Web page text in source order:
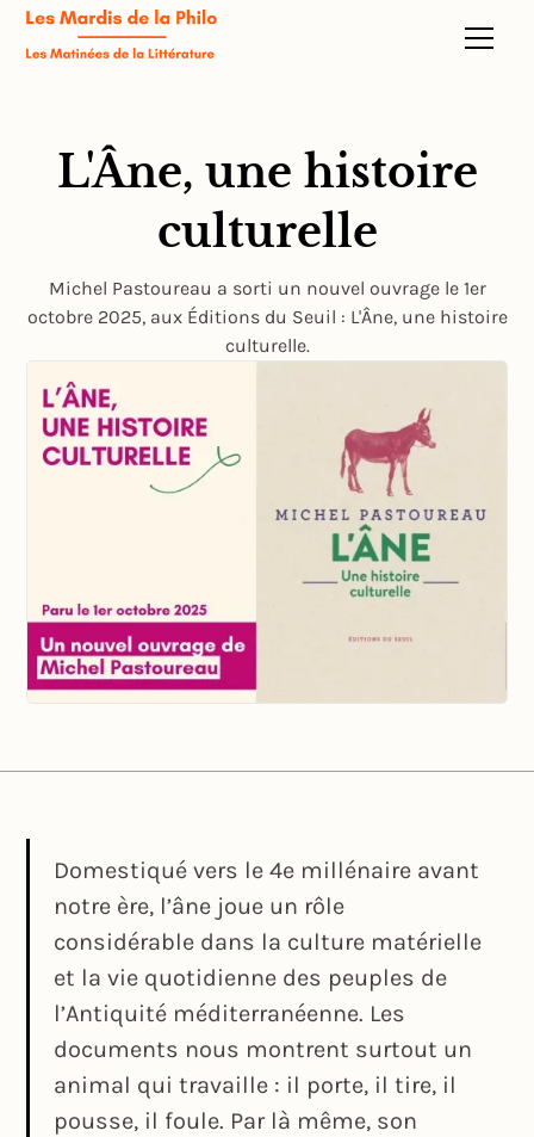
L'Âne, une histoire
culturelle
Michel Pastoureau a sorti un nouvel ouvrage le 1er
octobre 2025, aux Éditions du Seuil : L'Âne, une histoire
culturelle.
Domestiqué vers le 4e millénaire avant
notre ère, l’âne joue un rôle
considérable dans la culture matérielle
et la vie quotidienne des peuples de
l’Antiquité méditerranéenne. Les
documents nous montrent surtout un
animal qui travaille : il porte, il tire, il
pousse, il foule. Par là même, son